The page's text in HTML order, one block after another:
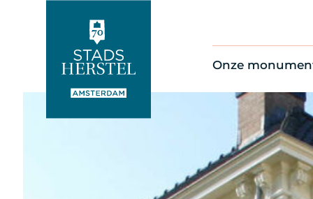
Onze
Alle
Op de kaart
Thema’s